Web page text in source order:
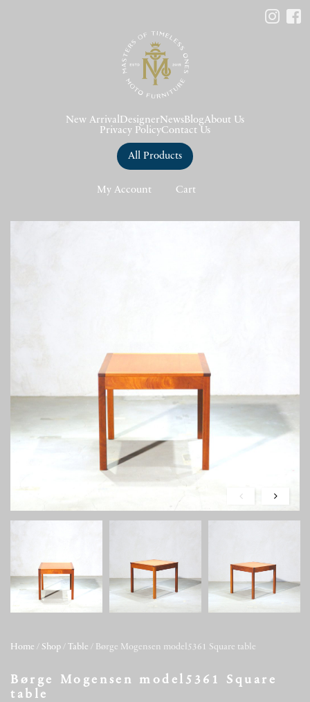
New Arrival DesignerNews BlogAbout Us
Privacy PolicyContact Us
All Products
My Account Cart
Home / Shop / Table / Børge Mogensen model5361 Square table
Børge Mogensen model5361 Square
table